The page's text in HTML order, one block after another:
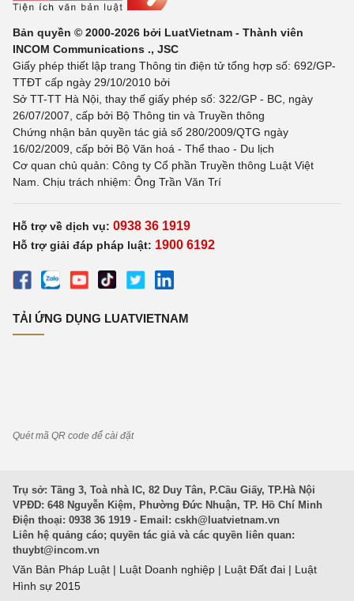
Bản quyền © 2000-2026 bởi LuatVietnam - Thành viên
INCOM Communications ., JSC
Giấy phép thiết lập trang Thông tin điện tử tổng hợp số: 692/GP-
TTĐT cấp ngày 29/10/2010 bởi
Sở TT-TT Hà Nội, thay thế giấy phép số: 322/GP - BC, ngày
26/07/2007, cấp bởi Bộ Thông tin và Truyền thông
Chứng nhận bản quyền tác giả số 280/2009/QTG ngày
16/02/2009, cấp bởi Bộ Văn hoá - Thể thao - Du lịch
Cơ quan chủ quản: Công ty Cổ phần Truyền thông Luật Việt
Nam. Chịu trách nhiệm: Ông Trần Văn Trí
Hỗ trợ về dịch vụ: 0938 36 1919
Hỗ trợ giải đáp pháp luật: 1900 6192
TẢI ỨNG DỤNG LUATVIETNAM
Quét mã QR code để cài đặt
Trụ sở: Tầng 3, Toà nhà IC, 82 Duy Tân, P.Cầu Giấy, TP.Hà Nội
VPĐD: 648 Nguyễn Kiệm, Phường Đức Nhuận, TP. Hồ Chí Minh
Điện thoại: 0938 36 1919 - Email: cskh@luatvietnam.vn
Liên hệ quảng cáo; quyền tác giả và các quyền liên quan:
thuybt@incom.vn
Văn Bản Pháp Luật | Luật Doanh nghiệp | Luật Đất đai | Luật
Hình sự 2015